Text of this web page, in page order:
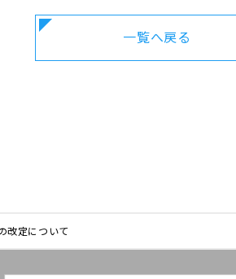
一覧へ戻る
改定について